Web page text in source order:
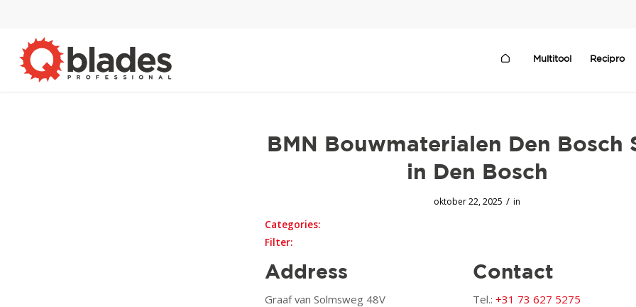
Multitool Recipro
BMN Bouwmaterialen Den Bosch
in Den Bosch
oktober 22, 2025 / in
Categories:
Filter:
Address
Graaf van Solmsweg 48V
Contact
Tel.: +31 73 627 5275